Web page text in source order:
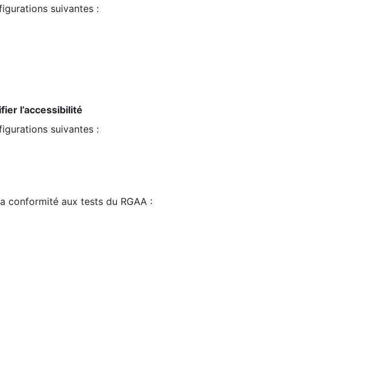
suivantes :
l’accessibilité
suivantes :
conformité aux tests du RGAA :